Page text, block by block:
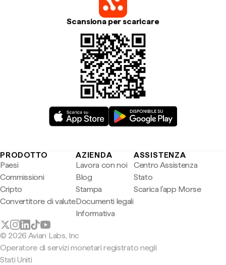
Scansiona per scaricare
PRODOTTO
Paesi
Commissioni
Cripto
Convertitore di valute
AZIENDA
Lavora con noi
Blog
Stampa
Documenti legali
Informativa
ASSISTENZA
Centro Assistenza
Stato
Scarica l'app Morse
© 2026 Avian Labs, Inc
Operatore di servizi monetari registrato negli
Stati Uniti